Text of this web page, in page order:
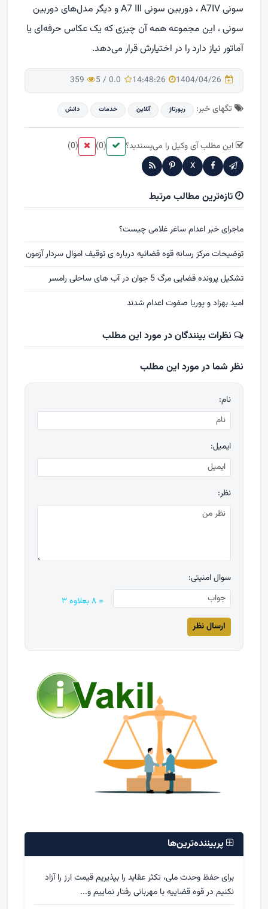
سونیA7IV، دوربین سونی A7 IIIو دیگر مدل‌های دوربین
سونی ، این مجموعه همه آن چیزی که یک عکاس حرفه‌ای یا
آماتور نیاز دارد را در اختیارش قرار می‌دهد.
1404/04/26
14:48:26
0.0
/
5
359
تگهای خبر: رپورتاژ آنلاین خدمات دانش
این مطلب آی وکیل را می‌پسندید؟ (0)
(0)
X
تازه‌ترین مطالب مرتبط
ماجرای خبر اعدام ساغر غلامی چیست؟
توضیحات مرکز رسانه قوه قضائیه درباره ی توقیف اموال سردار آزمون
تشکیل پرونده قضایی مرگ 5 جوان در آب های ساحلی رامسر
امید بهزاد و پوریا صفوت اعدام شدند
نظرات بینندگان در مورد این مطلب
نظر شما در مورد این مطلب
نام:
ایمیل:
نظر:
سوال امنیتی:
= ۸ بعلاوه ۳
پربیننده‌ترین‌ها
برای حفظ وحدت ملی، تکثر عقاید را بپذیریم قیمت ارز را آزاد
نکنیم در قوه قضاییه با مهربانی رفتار نماییم و...